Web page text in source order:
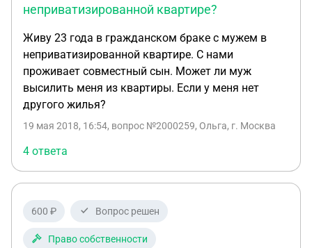
неприватизированной квартире?
Живу 23 года в гражданском браке с мужем в
неприватизированной квартире. С нами
проживает совместный сын. Может ли муж
высилить меня из квартиры. Если у меня нет
другого жилья?
19 мая 2018, 16:54, вопрос №2000259, Ольга, г. Москва
4 ответа
600 ₽ Вопрос решен
Право собственности